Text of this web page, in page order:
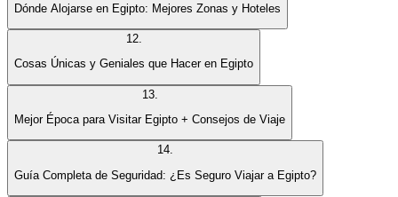
Dónde Alojarse en Egipto: Mejores Zonas y Hoteles
12.
Cosas Únicas y Geniales que Hacer en Egipto
13.
Mejor Época para Visitar Egipto + Consejos de Viaje
14.
Guía Completa de Seguridad: ¿Es Seguro Viajar a Egipto?